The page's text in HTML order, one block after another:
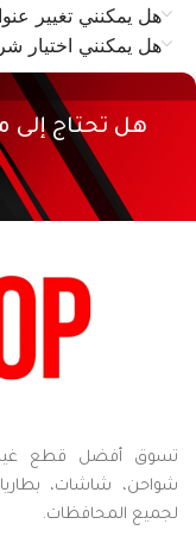
هل يمكنني تغيير
هل يمكنني اختيار
هل تحتاج إلى
تسوق أفضل قطع غيار
شواحن، شاشات،
لجميع المحافظات.